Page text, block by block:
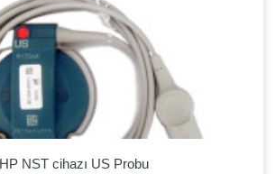
HP NST cihazı US Probu